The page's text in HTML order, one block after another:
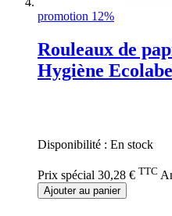
promotion 12%
Rouleaux de
Hygiène
Disponibilité : En stock
Prix spécial 30,28 € TTC
Ajouter au panier